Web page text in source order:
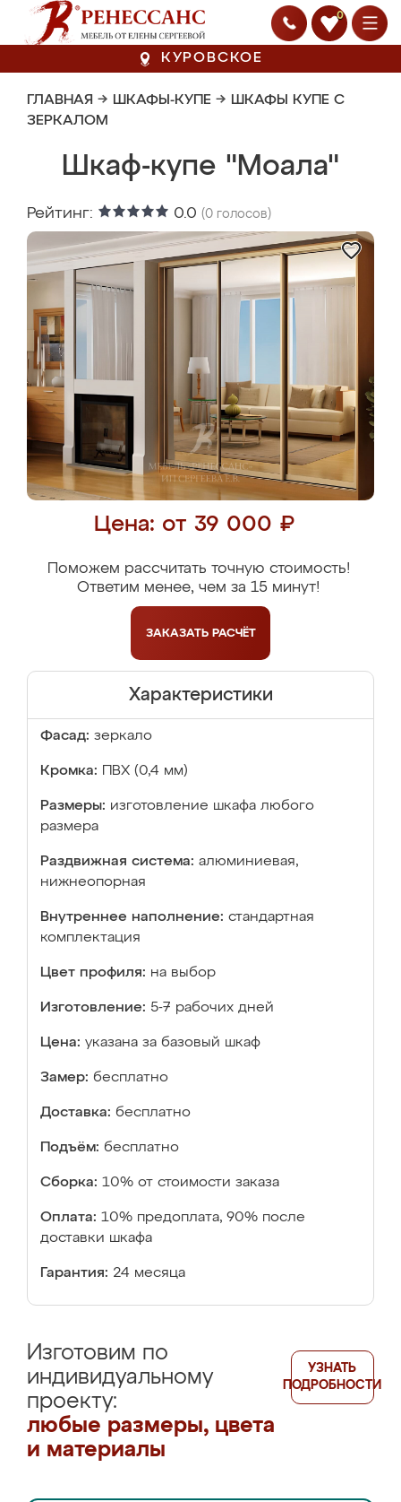
0
КУРОВСКОЕ
ГЛАВНАЯ → ШКАФЫ-КУПЕ → ШКАФЫ КУПЕ С
ЗЕРКАЛОМ
Шкаф-купе "Моала"
Рейтинг: 0.0 (0 голосов)
Цена: от 39 000 ₽
Поможем рассчитать точную стоимость!
Ответим менее, чем за 15 минут!
ЗАКАЗАТЬ РАСЧЁТ
Характеристики
Фасад: зеркало
Кромка: ПВХ (0,4 мм)
Размеры: изготовление шкафа любого
размера
Раздвижная система: алюминиевая,
нижнеопорная
Внутреннее наполнение: стандартная
комплектация
Цвет профиля: на выбор
Изготовление: 5-7 рабочих дней
Цена: указана за базовый шкаф
Замер: бесплатно
Доставка: бесплатно
Подъём: бесплатно
Сборка: 10% от стоимости заказа
Оплата: 10% предоплата, 90% после
доставки шкафа
Гарантия: 24 месяца
Изготовим по
индивидуальному
проекту:
любые размеры, цвета
и материалы
УЗНАТЬ
ПОДРОБНОСТИ